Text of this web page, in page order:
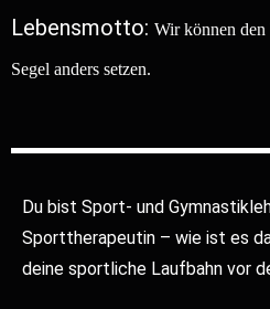
Lebensmotto: Wir können
Segel anders setzen.
Du bist Sport- und
Sporttherapeutin – wie ist es
deine sportliche Laufbahn vor